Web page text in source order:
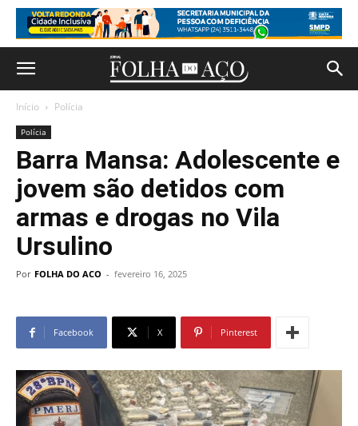
Início Polícia
Polícia
Barra Mansa: Adolescente e
jovem são detidos com
armas e drogas no Vila
Ursulino
Por FOLHA DO ACO - fevereiro 16, 2025
Facebook X Pinterest